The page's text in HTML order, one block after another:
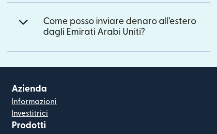
Come posso inviare denaro all'estero
dagli Emirati Arabi Uniti?
Azienda
Informazioni
Investitrici
Prodotti